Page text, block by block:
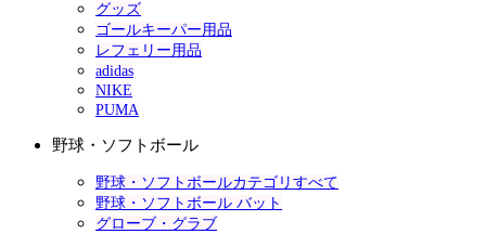
グッズ
ゴールキーパー用品
レフェリー用品
adidas
NIKE
PUMA
野球・ソフトボール
野球・ソフトボールカテゴリすべて
野球・ソフトボール バット
グローブ・グラブ